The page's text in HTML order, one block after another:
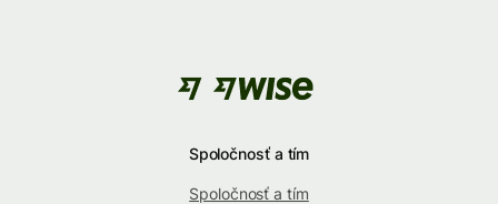
Spoločnosť a tím
Spoločnosť a tím